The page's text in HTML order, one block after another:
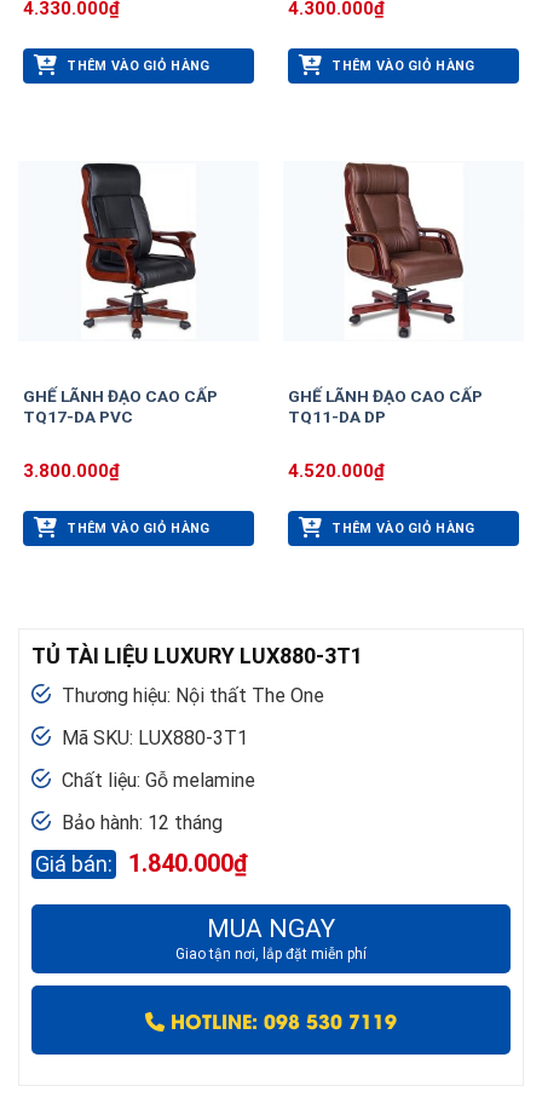
4.330.000₫
THÊM VÀO GIỎ HÀNG
4.300.000₫
THÊM VÀO GIỎ HÀNG
GHẾ LÃNH ĐẠO CAO CẤP
TQ17-DA PVC
3.800.000₫
THÊM VÀO GIỎ HÀNG
GHẾ LÃNH ĐẠO CAO CẤP
TQ11-DA DP
4.520.000₫
THÊM VÀO GIỎ HÀNG
TỦ TÀI LIỆU LUXURY LUX880-3T1
Thương hiệu: Nội thất The One
Mã SKU: LUX880-3T1
Chất liệu: Gỗ melamine
Bảo hành: 12 tháng
1.840.000₫
MUA NGAY
Giao tận nơi, lắp đặt miễn phí
HOTLINE: 098 530 7119